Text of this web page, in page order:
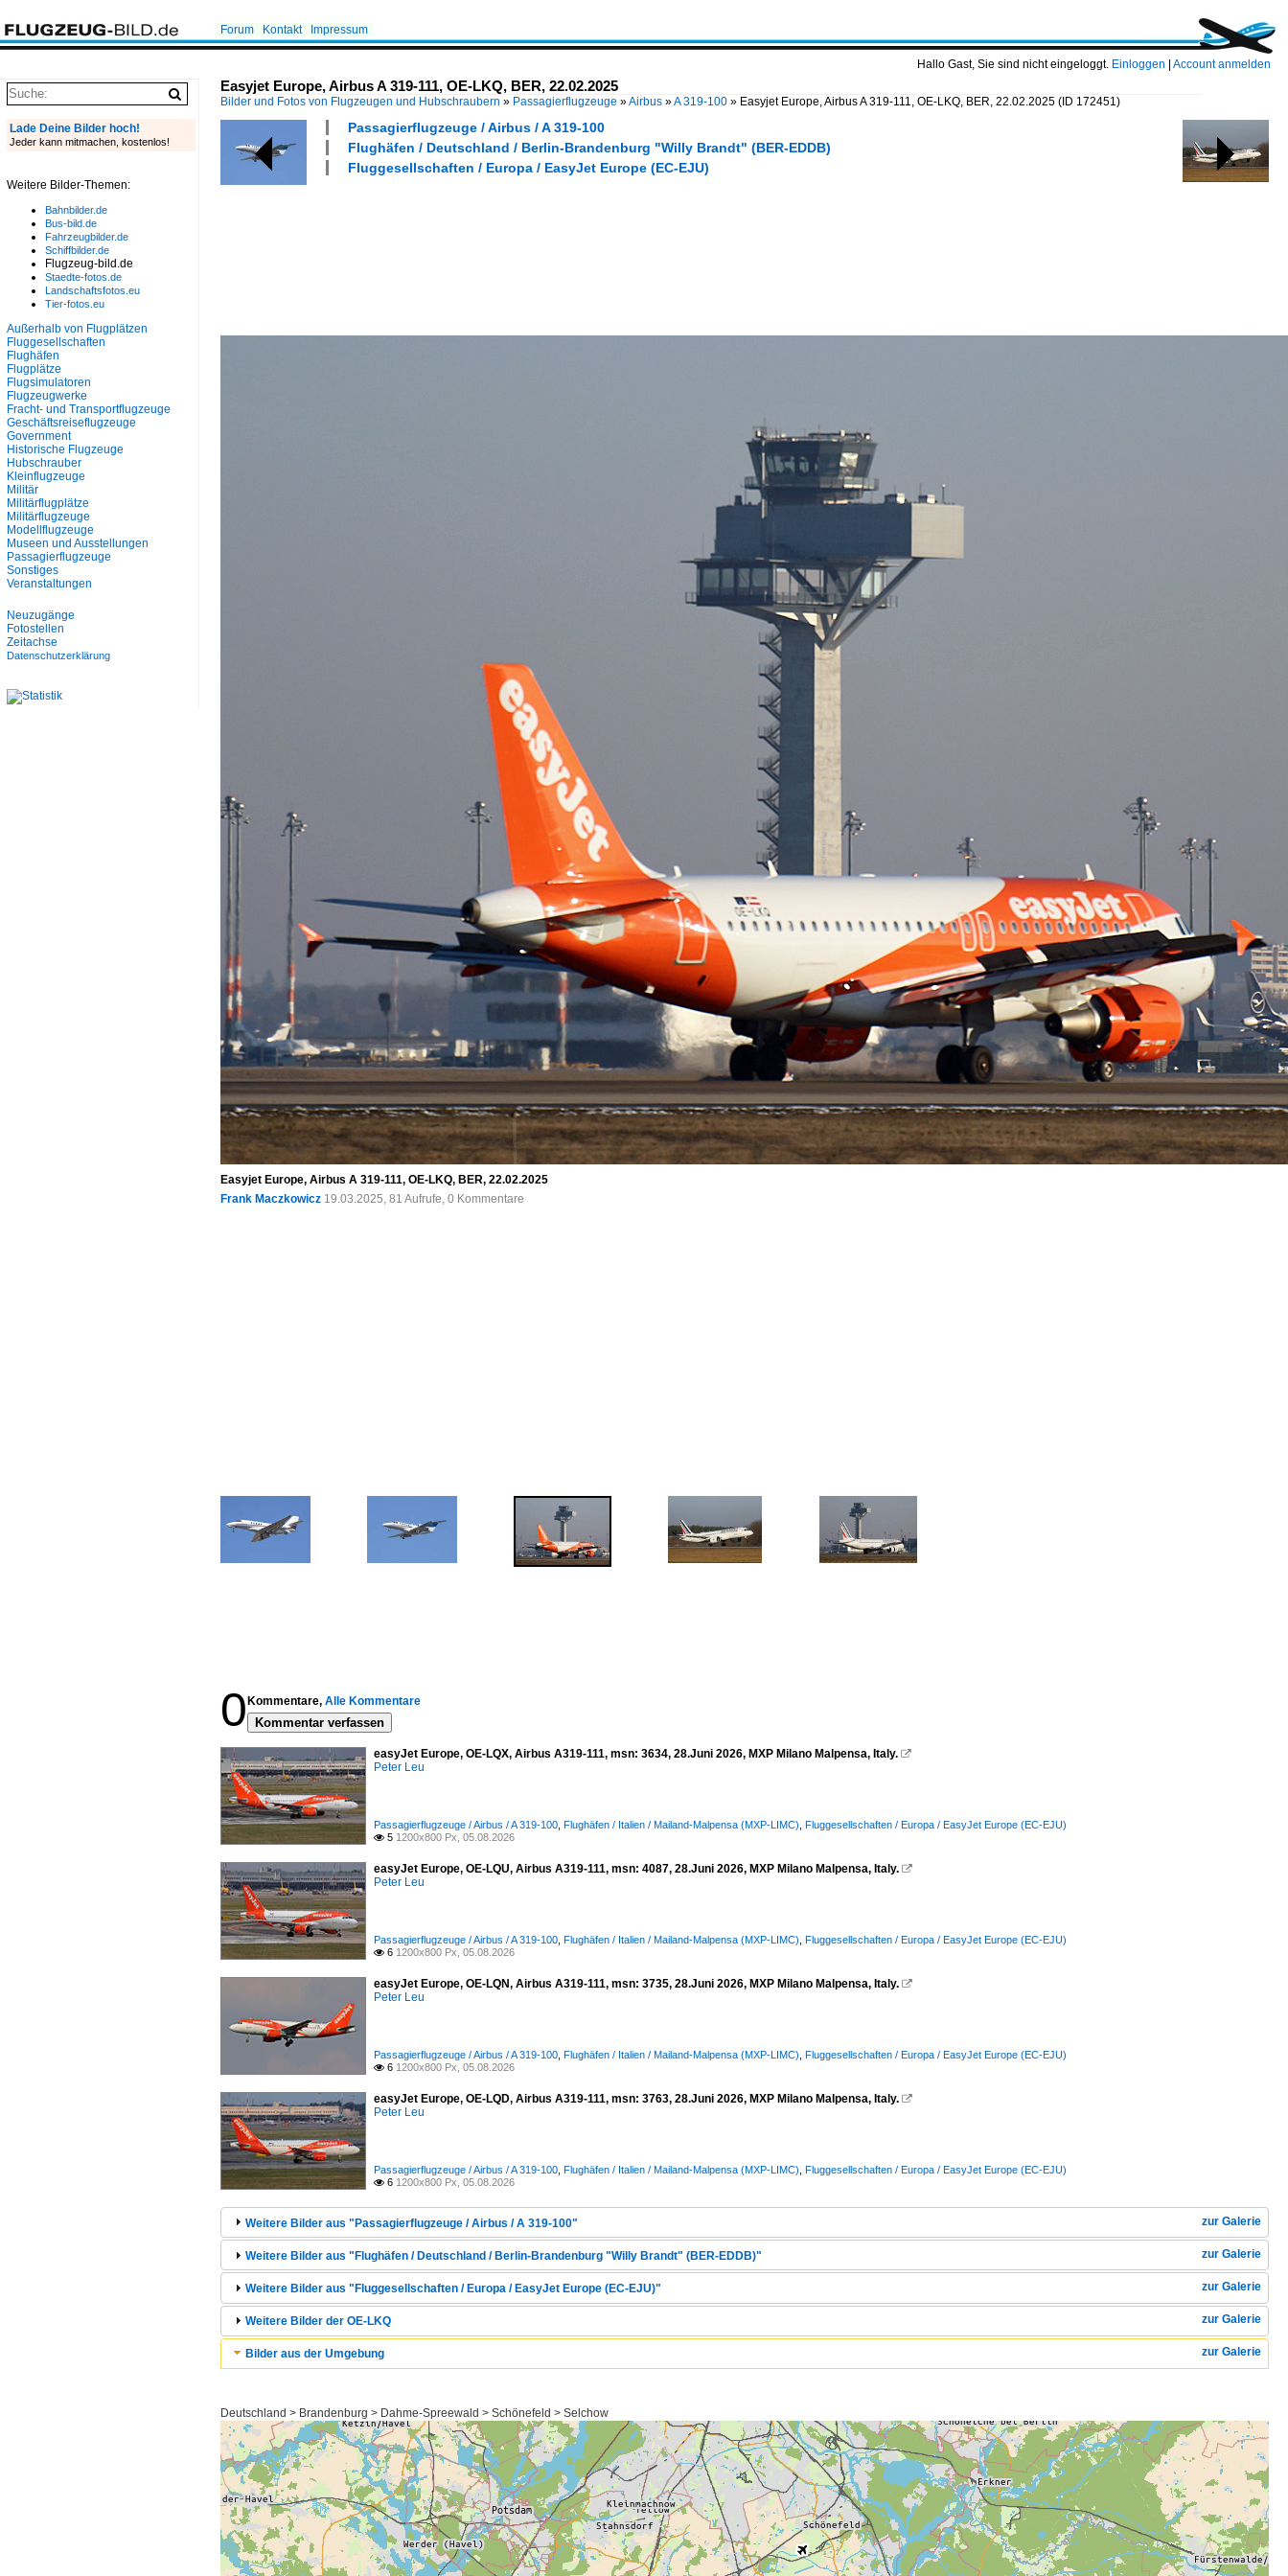
Hallo Gast, Sie sind nicht eingeloggt. Einloggen Account anmelden
Forum Kontakt Impressum
Easyjet Europe, Airbus A 319-111, OE-LKQ, BER, 22.02.2025
Bilder und Fotos von Flugzeugen und Hubschraubern » Passagierflugzeuge »Airbus »A 319-100 » Easyjet Europe, Airbus A 319-111, OE-LKQ, BER, 22.02.2025 (ID 172451)
Passagierflugzeuge / Airbus / A 319-100
Flughäfen / Deutschland / Berlin-Brandenburg "Willy Brandt" (BER-EDDB)
Fluggesellschaften / Europa / EasyJet Europe (EC-EJU)
Easyjet Europe, Airbus A 319-111, OE-LKQ, BER, 22.02.2025
Frank Maczkowicz 19.03.2025, 81 Aufrufe, 0 Kommentare
0 Kommentare, Alle Kommentare
Kommentar verfassen
easyJet Europe, OE-LQX, Airbus A319-111, msn: 3634, 28.Juni 2026, MXP Milano Malpensa, Italy. 
Peter Leu
Passagierflugzeuge / Airbus / A 319-100 Flughäfen / Italien / Mailand-Malpensa (MXP-LIMC) Fluggesellschaften / Europa / EasyJet Europe (EC-EJU)
 5 1200x800 Px, 05.08.2026
easyJet Europe, OE-LQU, Airbus A319-111, msn: 4087, 28.Juni 2026, MXP Milano Malpensa, Italy. 
Peter Leu
Passagierflugzeuge / Airbus / A 319-100 Flughäfen / Italien / Mailand-Malpensa (MXP-LIMC) Fluggesellschaften / Europa / EasyJet Europe (EC-EJU)
 6 1200x800 Px, 05.08.2026
easyJet Europe, OE-LQN, Airbus A319-111, msn: 3735, 28.Juni 2026, MXP Milano Malpensa, Italy. 
Peter Leu
Passagierflugzeuge / Airbus / A 319-100 Flughäfen / Italien / Mailand-Malpensa (MXP-LIMC) Fluggesellschaften / Europa / EasyJet Europe (EC-EJU)
 6 1200x800 Px, 05.08.2026
easyJet Europe, OE-LQD, Airbus A319-111, msn: 3763, 28.Juni 2026, MXP Milano Malpensa, Italy. 
Peter Leu
Passagierflugzeuge / Airbus / A 319-100 Flughäfen / Italien / Mailand-Malpensa (MXP-LIMC) Fluggesellschaften / Europa / EasyJet Europe (EC-EJU)
 6 1200x800 Px, 05.08.2026
zur Galerie
Weitere Bilder aus "Passagierflugzeuge / Airbus / A 319-100"
zur Galerie
Weitere Bilder aus "Flughäfen / Deutschland / Berlin-Brandenburg "Willy Brandt" (BER-EDDB)"
zur Galerie
Weitere Bilder aus "Fluggesellschaften / Europa / EasyJet Europe (EC-EJU)"
zur Galerie
Weitere Bilder der OE-LKQ
zur Galerie
Bilder aus der Umgebung
Deutschland > Brandenburg > Dahme-Spreewald > Schönefeld > Selchow
Lade Deine Bilder hoch!
Jeder kann mitmachen, kostenlos!
Weitere Bilder-Themen:
Bahnbilder.de
Bus-bild.de
Fahrzeugbilder.de
Schiffbilder.de
Flugzeug-bild.de
Staedte-fotos.de
Landschaftsfotos.eu
Tier-fotos.eu
Außerhalb von Flugplätzen
Fluggesellschaften
Flughäfen
Flugplätze
Flugsimulatoren
Flugzeugwerke
Fracht- und Transportflugzeuge
Geschäftsreiseflugzeuge
Government
Historische Flugzeuge
Hubschrauber
Kleinflugzeuge
Militär
Militärflugplätze
Militärflugzeuge
Modellflugzeuge
Museen und Ausstellungen
Passagierflugzeuge
Sonstiges
Veranstaltungen
Neuzugänge
Fotostellen
Zeitachse
Datenschutzerklärung